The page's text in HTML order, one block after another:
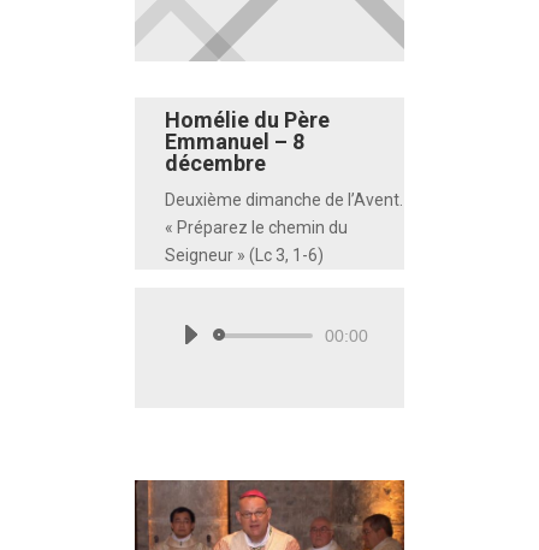
Homélie du Père
Emmanuel – 8
décembre
Deuxième dimanche de l’Avent.
« Préparez le chemin du
Seigneur » (Lc 3, 1-6)
Lecteur00:00